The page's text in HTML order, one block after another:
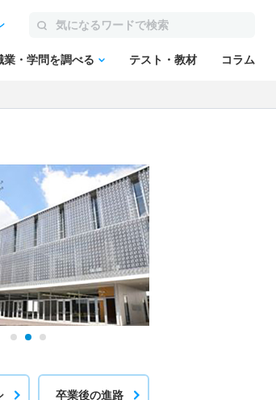
業・学問を調べる テスト・教材 コラム
卒業後の進路